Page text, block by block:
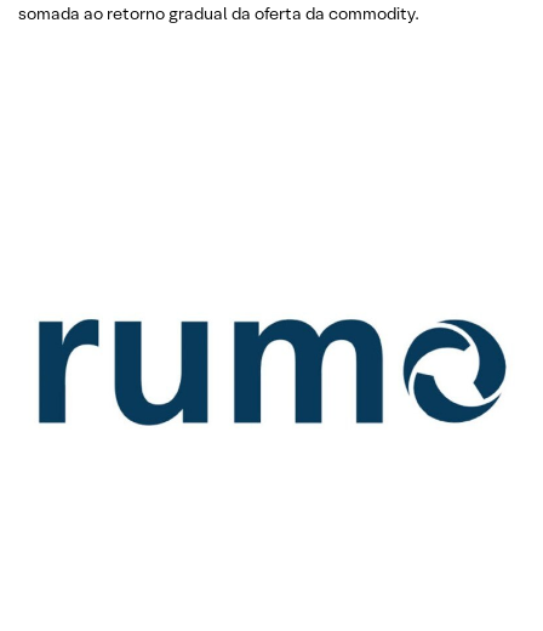
somada ao retorno gradual da oferta da commodity.